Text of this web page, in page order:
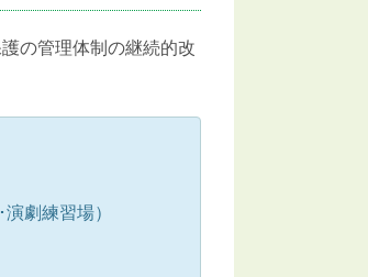
の管理体制の継続的改
演劇練習場）